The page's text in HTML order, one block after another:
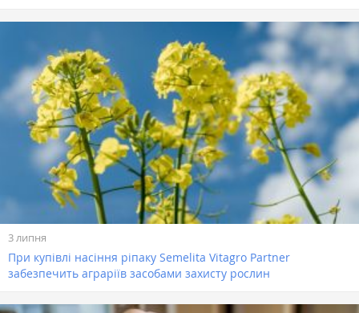
3 липня
При купівлі насіння ріпаку Semelita Vitagro Partner
забезпечить аграріїв засобами захисту рослин